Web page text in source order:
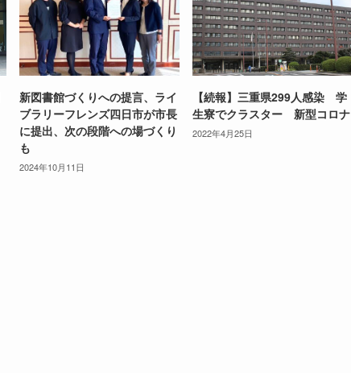
新図書館づくりへの提言、ライ
ブラリーフレンズ四日市が市長
に提出、次の段階への場づくり
も
2024年10月11日
【続報】三重県299人感染 学
生寮でクラスター 新型コロナ
2022年4月25日